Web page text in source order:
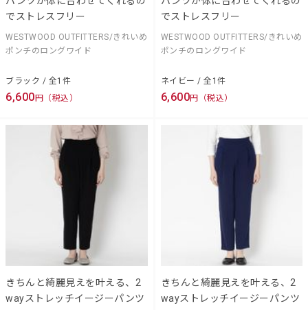
でストレスフリー
WESTWOOD OUTFITTERS/きれいめ
ポンチのロングワイド
ブラック / 全1件
6,600円（税込）
でストレスフリー
WESTWOOD OUTFITTERS/きれいめ
ポンチのロングワイド
ネイビー / 全1件
6,600円（税込）
きちんと綺麗見えを叶える、2
wayストレッチイージーパンツ
きちんと綺麗見えを叶える、2
wayストレッチイージーパンツ